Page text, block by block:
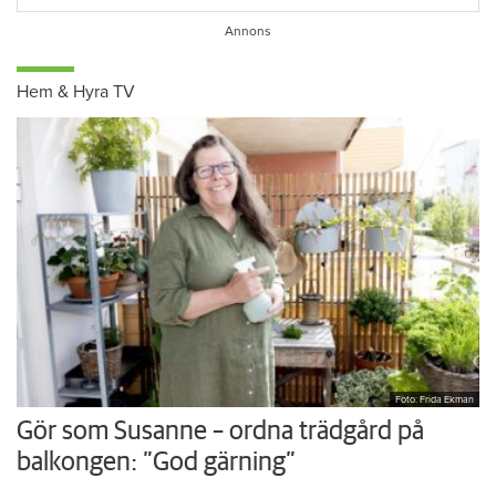
Hem & Hyra TV
Foto: Frida Ekman
Gör som Susanne – ordna trädgård på
balkongen: ”God gärning”